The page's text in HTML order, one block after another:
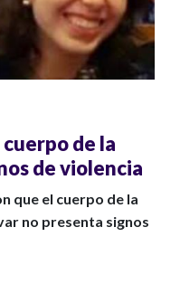
de la
de violencia
que el cuerpo de la
no presenta signos